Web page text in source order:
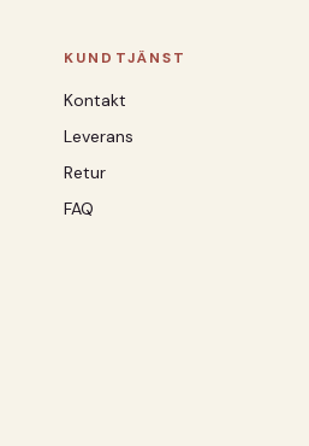
KUNDTJÄNST
Kontakt
Leverans
Retur
FAQ